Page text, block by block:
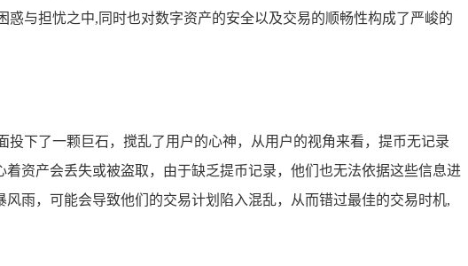
惑与担忧之中,同时也对数字资产的安全以及交易的顺畅性构成了严峻的
下了一颗巨石，搅乱了用户的心神，从用户的视角来看，提币无记录
资产会丢失或被盗取，由于缺乏提币记录，他们也无法依据这些信息进
雨，可能会导致他们的交易计划陷入混乱，从而错过最佳的交易时机,